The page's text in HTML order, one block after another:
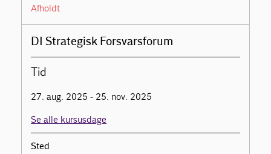
Afholdt
DI Strategisk Forsvarsforum
Tid
27. aug. 2025 - 25. nov. 2025
Se alle kursusdage
Sted